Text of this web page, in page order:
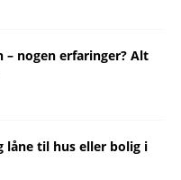
– nogen erfaringer? Alt
låne til hus eller bolig i